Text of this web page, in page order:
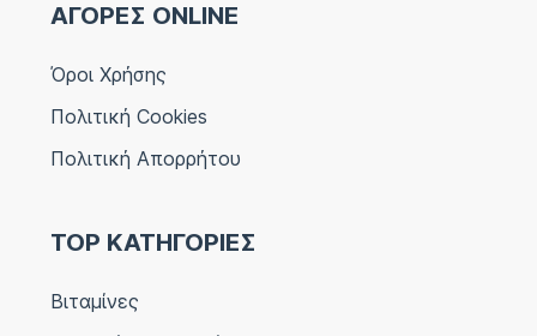
ΑΓΟΡΕΣ ONLINE
Όροι Χρήσης
Πολιτική Cookies
Πολιτική Απορρήτου
TOP ΚΑΤΗΓΟΡΙΕΣ
Βιταμίνες